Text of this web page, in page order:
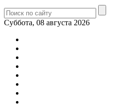
Суббота, 08 августа 2026